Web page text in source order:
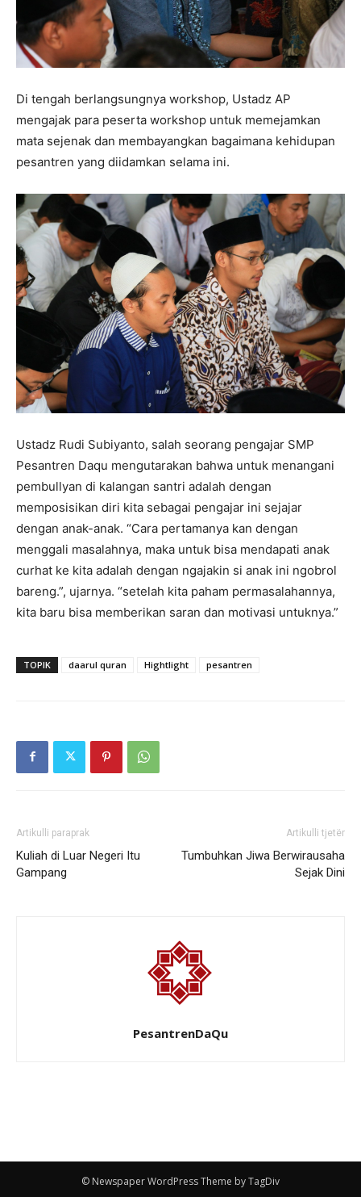
Di tengah berlangsungnya workshop, Ustadz AP
mengajak para peserta workshop untuk memejamkan
mata sejenak dan membayangkan bagaimana kehidupan
pesantren yang diidamkan selama ini.
Ustadz Rudi Subiyanto, salah seorang pengajar SMP
Pesantren Daqu mengutarakan bahwa untuk menangani
pembullyan di kalangan santri adalah dengan
memposisikan diri kita sebagai pengajar ini sejajar
dengan anak-anak. “Cara pertamanya kan dengan
menggali masalahnya, maka untuk bisa mendapati anak
curhat ke kita adalah dengan ngajakin si anak ini ngobrol
bareng.”, ujarnya. “setelah kita paham permasalahannya,
kita baru bisa memberikan saran dan motivasi untuknya.”
TOPIK daarul quran Hightlight pesantren
Artikulli paraprak
Kuliah di Luar Negeri Itu
Gampang
Artikulli tjetër
Tumbuhkan Jiwa Berwirausaha
Sejak Dini
PesantrenDaQu
© Newspaper WordPress Theme by TagDiv